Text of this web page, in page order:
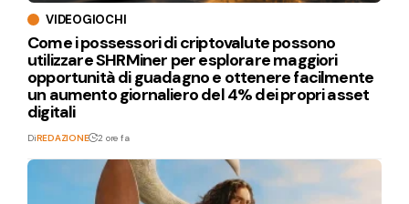
VIDEOGIOCHI
Come i possessori di criptovalute possono
utilizzare SHRMiner per esplorare maggiori
opportunità di guadagno e ottenere facilmente
un aumento giornaliero del 4% dei propri asset
digitali
DiREDAZIONE 2 ore fa